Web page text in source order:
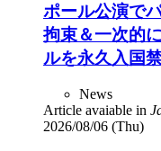
ポール公演で
拘束＆一次的
ルを永久入国
News
Article avaiable in
2026/08/06 (Thu)